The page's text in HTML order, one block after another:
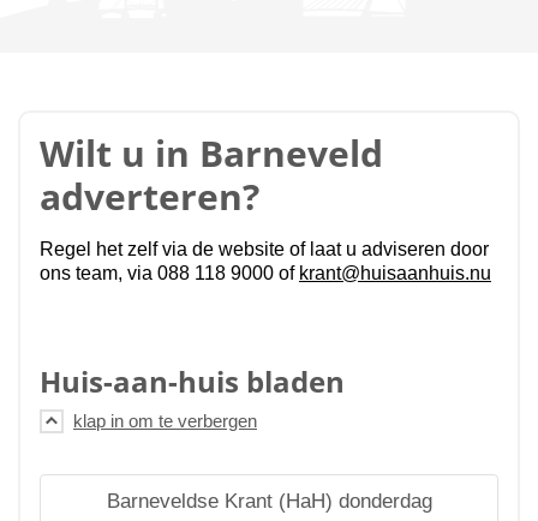
Wilt u in Barneveld
adverteren?
Regel het zelf via de website of laat u adviseren door
ons team, via 088 118 9000 of krant@huisaanhuis.nu
Huis-aan-huis bladen
Barneveldse Krant (HaH) donderdag